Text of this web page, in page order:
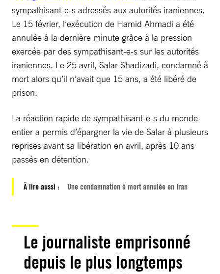
sympathisant-e-s adressés aux autorités iraniennes.
Le 15 février, l’exécution de Hamid Ahmadi a été
annulée à la dernière minute grâce à la pression
exercée par des sympathisant-e-s sur les autorités
iraniennes. Le 25 avril, Salar Shadizadi, condamné à
mort alors qu’il n’avait que 15 ans, a été libéré de
prison.
La réaction rapide de sympathisant-e-s du monde
entier a permis d’épargner la vie de Salar à plusieurs
reprises avant sa libération en avril, après 10 ans
passés en détention.
À lire aussi : Une condamnation à mort annulée en Iran
Le journaliste emprisonné
depuis le plus longtemps